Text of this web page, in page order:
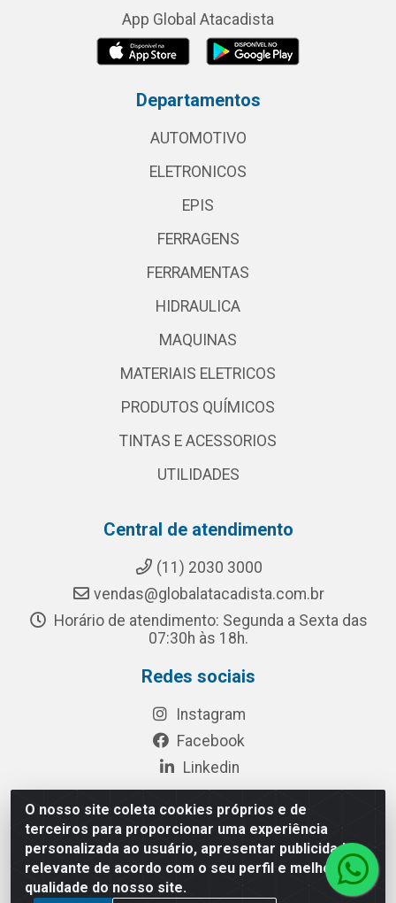
O nosso site coleta cookies próprios e de
terceiros para proporcionar uma experiência
personalizada ao usuário, apresentar publicidade
relevante de acordo com o seu perfil e melhorar a
qualidade do nosso site.
App Global Atacadista
Departamentos
AUTOMOTIVO
ELETRONICOS
EPIS
FERRAGENS
FERRAMENTAS
HIDRAULICA
MAQUINAS
MATERIAIS ELETRICOS
PRODUTOS QUÍMICOS
TINTAS E ACESSORIOS
UTILIDADES
Central de atendimento
(11) 2030 3000
vendas@globalatacadista.com.br
Horário de atendimento: Segunda a Sexta das
07:30h às 18h.
Redes sociais
Instagram
Facebook
Linkedin
Rua Chipuê, 117 - S. Miguel Paulista São Paulo/SP - CEP
08010-260- CNPJ: 03.010.739/0001-72